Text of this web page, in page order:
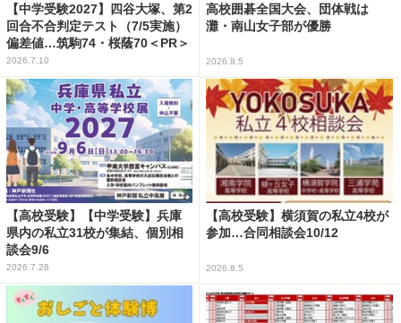
【中学受験2027】四谷大塚、第2
回合不合判定テスト（7/5実施）
偏差値…筑駒74・桜蔭70＜PR＞
2026.7.10
高校囲碁全国大会、団体戦は
灘・南山女子部が優勝
2026.8.5
【高校受験】【中学受験】兵庫
県内の私立31校が集結、個別相
談会9/6
2026.7.28
【高校受験】横須賀の私立4校が
参加…合同相談会10/12
2026.8.5